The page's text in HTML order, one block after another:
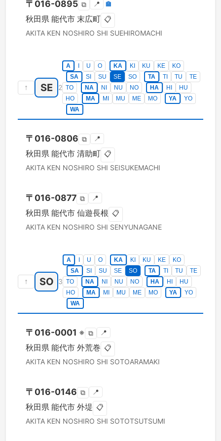
〒 016-0895 ⧉ 📍 🏣
秋田県 能代市 末広町 📋
AKITA KEN NOSHIRO SHI SUEHIROMACHI
↑ SE 2
A U O KA KI KU KE
KO
SA
SI SU SE SO TA TI TU
TE
TO
NA NI NU NO HA HI
HU
HO
MA MI MU ME MO YA
YO
WA
〒 016-0806 ⧉ 📍
秋田県 能代市 清助町 📋
AKITA KEN NOSHIRO SHI SEISUKEMACHI
〒 016-0877 ⧉ 📍
秋田県 能代市 仙遊長根 📋
AKITA KEN NOSHIRO SHI SENYUNAGANE
↑ SO 3
A U O KA KI KU KE
KO
SA
SI SU SE SO TA TI TU
TE
TO
NA NI NU NO HA HI
HU
HO
MA MI MU ME MO YA
YO
WA
〒 016-0001 ※ ⧉ 📍
秋田県 能代市 外荒巻 📋
AKITA KEN NOSHIRO SHI SOTOARAMAKI
〒 016-0146 ⧉ 📍
秋田県 能代市 外堤 📋
AKITA KEN NOSHIRO SHI SOTOTSUTSUMI